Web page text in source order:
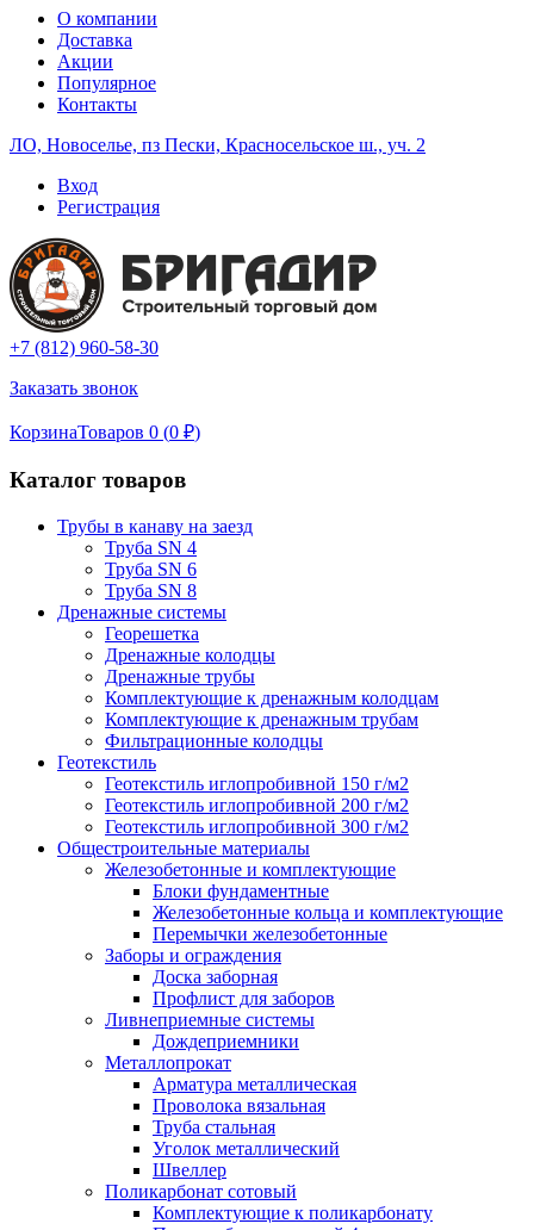
О компании
Доставка
Акции
Популярное
Контакты
ЛО, Новоселье, пз Пески, Красносельское ш., уч. 2
Вход
Регистрация
+7 (812) 960-58-30
Заказать звонок
КорзинаТоваров 0 (0 ₽)
Каталог товаров
Трубы в канаву на заезд
Труба SN 4
Труба SN 6
Труба SN 8
Дренажные системы
Георешетка
Дренажные колодцы
Дренажные трубы
Комплектующие к дренажным колодцам
Комплектующие к дренажным трубам
Фильтрационные колодцы
Геотекстиль
Геотекстиль иглопробивной 150 г/м2
Геотекстиль иглопробивной 200 г/м2
Геотекстиль иглопробивной 300 г/м2
Общестроительные материалы
Железобетонные и комплектующие
Блоки фундаментные
Железобетонные кольца и комплектующие
Перемычки железобетонные
Заборы и ограждения
Доска заборная
Профлист для заборов
Ливнеприемные системы
Дождеприемники
Металлопрокат
Арматура металлическая
Проволока вязальная
Труба стальная
Уголок металлический
Швеллер
Поликарбонат сотовый
Комплектующие к поликарбонату